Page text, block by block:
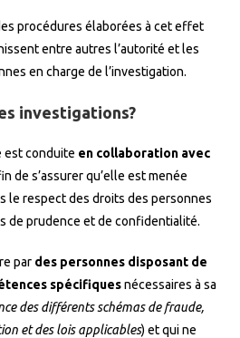
procédures élaborées à cet effet
entre autres l’autorité et les
en charge de l’investigation.
investigations?
est conduite en collaboration avec
de s’assurer qu’elle est menée
le respect des droits des personnes
de prudence et de confidentialité.
par des personnes disposant de
spécifiquesnécessaires à sa
des différents schémas de fraude,
et des lois applicables) et qui ne